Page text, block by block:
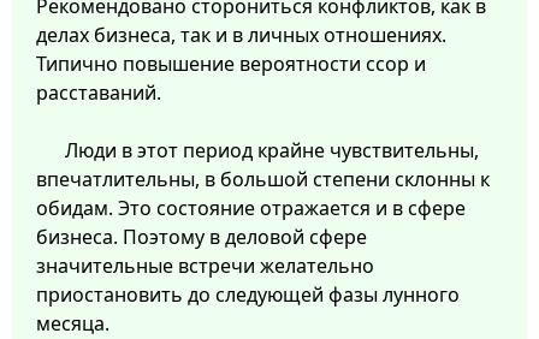
Рекомендовано сторониться конфликтов, как в
делах бизнеса, так и в личных отношениях.
Типично повышение вероятности ссор и
расставаний.
Люди в этот период крайне чувствительны,
впечатлительны, в большой степени склонны к
обидам. Это состояние отражается и в сфере
бизнеса. Поэтому в деловой сфере
значительные встречи желательно
приостановить до следующей фазы лунного
месяца.